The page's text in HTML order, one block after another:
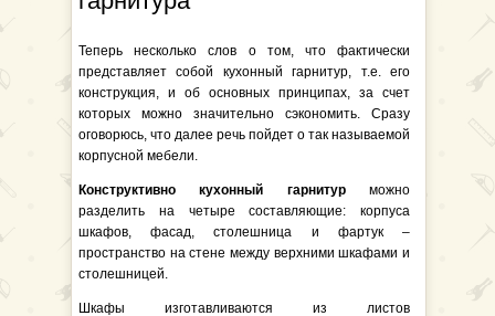
Теперь несколько слов о том, что фактически
представляет собой кухонный гарнитур, т.е. его
конструкция, и об основных принципах, за счет
которых можно значительно сэкономить. Сразу
оговорюсь, что далее речь пойдет о так называемой
корпусной мебели.
Конструктивно кухонный гарнитурможно
разделить на четыре составляющие: корпуса
шкафов, фасад, столешница и фартук –
пространство на стене между верхними шкафами и
столешницей.
Шкафы изготавливаются из листов